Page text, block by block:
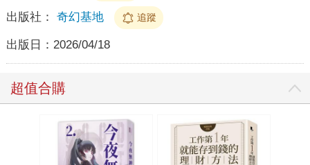
出版社： 奇幻基地 追蹤
出版日： 2026/04/18
超值合購